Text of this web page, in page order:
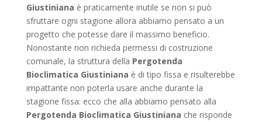
Giustiniana è praticamente inutile se non si può
sfruttare ogni stagione allora abbiamo pensato a un
progetto che potesse dare il massimo beneficio.
Nonostante non richieda permessi di costruzione
comunale, la struttura della Pergotenda
Bioclimatica Giustiniana è di tipo fissa e risulterebbe
impattante non poterla usare anche durante la
stagione fissa: ecco che alla abbiamo pensato alla
Pergotenda Bioclimatica Giustiniana che risponde